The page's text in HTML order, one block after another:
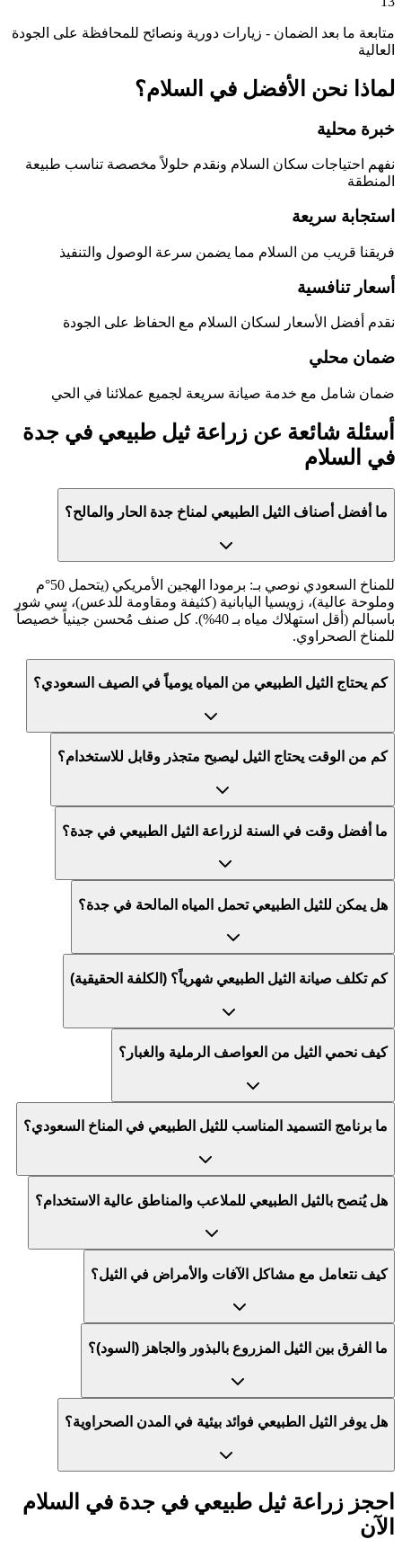
متابعة ما بعد الضمان - زيارات دورية ونصائح للمحافظة على الجودة
العالية
لماذا نحن الأفضل في السلام؟
خبرة محلية
نفهم احتياجات سكان السلام ونقدم حلولاً مخصصة تناسب طبيعة
المنطقة
استجابة سريعة
فريقنا قريب من السلام مما يضمن سرعة الوصول والتنفيذ
أسعار تنافسية
نقدم أفضل الأسعار لسكان السلام مع الحفاظ على الجودة
ضمان محلي
ضمان شامل مع خدمة صيانة سريعة لجميع عملائنا في الحي
أسئلة شائعة عن زراعة ثيل طبيعي في جدة
في السلام
ما أفضل أصناف الثيل الطبيعي لمناخ جدة الحار والمالح؟
للمناخ السعودي نوصي بـ: برمودا الهجين الأمريكي (يتحمل 50°م
وملوحة عالية)، زويسيا اليابانية (كثيفة ومقاومة للدعس)، سي شور
باسبالم (أقل استهلاك مياه بـ 40%). كل صنف مُحسن جينياً خصيصاً
للمناخ الصحراوي.
كم يحتاج الثيل الطبيعي من المياه يومياً في الصيف السعودي؟
كم من الوقت يحتاج الثيل ليصبح متجذر وقابل للاستخدام؟
ما أفضل وقت في السنة لزراعة الثيل الطبيعي في جدة؟
هل يمكن للثيل الطبيعي تحمل المياه المالحة في جدة؟
كم تكلف صيانة الثيل الطبيعي شهرياً؟ (الكلفة الحقيقية)
كيف نحمي الثيل من العواصف الرملية والغبار؟
ما برنامج التسميد المناسب للثيل الطبيعي في المناخ السعودي؟
هل يُنصح بالثيل الطبيعي للملاعب والمناطق عالية الاستخدام؟
كيف نتعامل مع مشاكل الآفات والأمراض في الثيل؟
ما الفرق بين الثيل المزروع بالبذور والجاهز (السود)؟
هل يوفر الثيل الطبيعي فوائد بيئية في المدن الصحراوية؟
احجز زراعة ثيل طبيعي في جدة في السلام
الآن